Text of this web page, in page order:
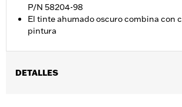
P/N 58204-98
El tinte ahumado oscuro combina con
pintura
DETALLES